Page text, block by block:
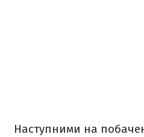
Наступними на